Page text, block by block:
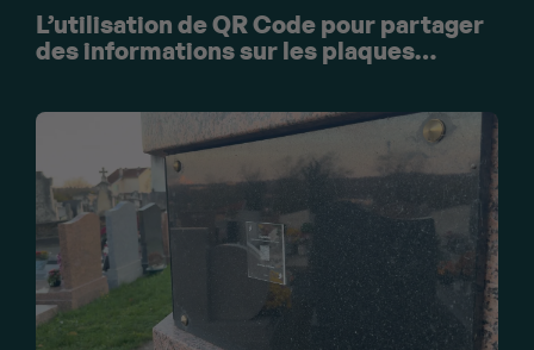
L’utilisation de QR Code pour partager
des informations sur les plaques